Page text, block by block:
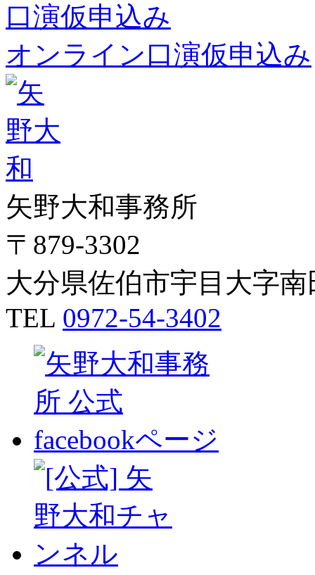
口演仮申込み
オンライン口演仮申込み
矢野大和事務所
〒879-3302
大分県佐伯市宇目大字南
TEL 0972-54-3402